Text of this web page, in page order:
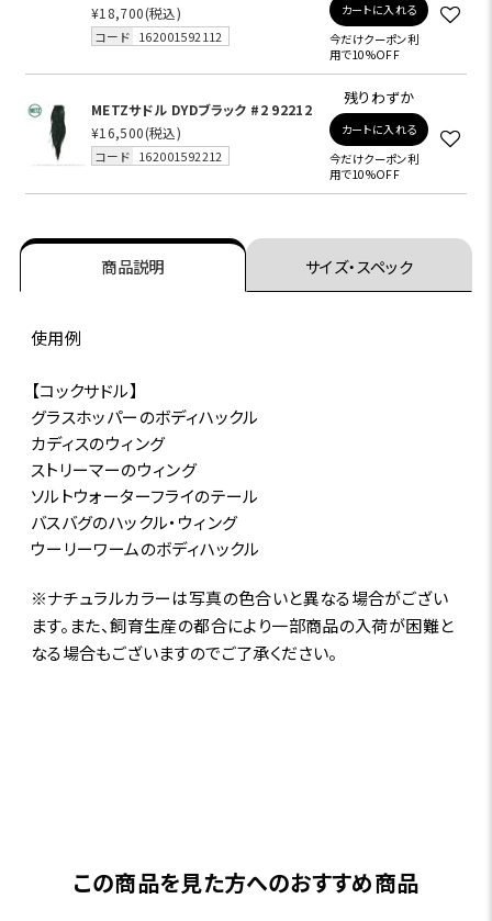
¥18,700(税込)
コード 162001592112
カートに入れる
今だけクーポン利
用で10%OFF
METZサドル DYDブラック #2 92212
¥16,500(税込)
コード 162001592212
残りわずか
カートに入れる
今だけクーポン利
用で10%OFF
商品説明 サイズ・スペック
使用例
【コックサドル】
グラスホッパーのボディハックル
カディスのウィング
ストリーマーのウィング
ソルトウォーターフライのテール
バスバグのハックル・ウィング
ウーリーワームのボディハックル
※ナチュラルカラーは写真の色合いと異なる場合がござい
ます。また、飼育生産の都合により一部商品の入荷が困難と
なる場合もございますのでご了承ください。
この商品を見た方へのおすすめ商品